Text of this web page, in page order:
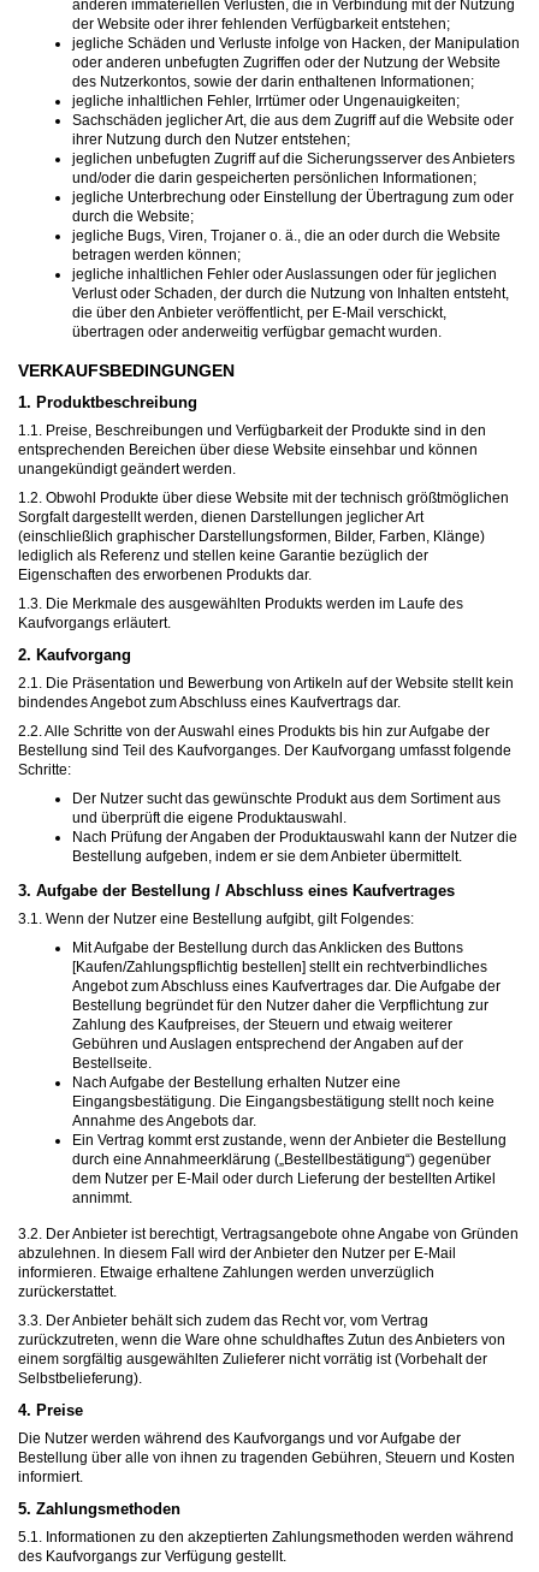
anderen immateriellen Verlusten, die in Verbindung mit der Nutzung
der Website oder ihrer fehlenden Verfügbarkeit entstehen;
jegliche Schäden und Verluste infolge von Hacken, der Manipulation
oder anderen unbefugten Zugriffen oder der Nutzung der Website
des Nutzerkontos, sowie der darin enthaltenen Informationen;
jegliche inhaltlichen Fehler, Irrtümer oder Ungenauigkeiten;
Sachschäden jeglicher Art, die aus dem Zugriff auf die Website oder
ihrer Nutzung durch den Nutzer entstehen;
jeglichen unbefugten Zugriff auf die Sicherungsserver des Anbieters
und/oder die darin gespeicherten persönlichen Informationen;
jegliche Unterbrechung oder Einstellung der Übertragung zum oder
durch die Website;
jegliche Bugs, Viren, Trojaner o. ä., die an oder durch die Website
betragen werden können;
jegliche inhaltlichen Fehler oder Auslassungen oder für jeglichen
Verlust oder Schaden, der durch die Nutzung von Inhalten entsteht,
die über den Anbieter veröffentlicht, per E-Mail verschickt,
übertragen oder anderweitig verfügbar gemacht wurden.
VERKAUFSBEDINGUNGEN
1. Produktbeschreibung
1.1. Preise, Beschreibungen und Verfügbarkeit der Produkte sind in den
entsprechenden Bereichen über diese Website einsehbar und können
unangekündigt geändert werden.
1.2. Obwohl Produkte über diese Website mit der technisch größtmöglichen
Sorgfalt dargestellt werden, dienen Darstellungen jeglicher Art
(einschließlich graphischer Darstellungsformen, Bilder, Farben, Klänge)
lediglich als Referenz und stellen keine Garantie bezüglich der
Eigenschaften des erworbenen Produkts dar.
1.3. Die Merkmale des ausgewählten Produkts werden im Laufe des
Kaufvorgangs erläutert.
2. Kaufvorgang
2.1. Die Präsentation und Bewerbung von Artikeln auf der Website stellt kein
bindendes Angebot zum Abschluss eines Kaufvertrags dar.
2.2. Alle Schritte von der Auswahl eines Produkts bis hin zur Aufgabe der
Bestellung sind Teil des Kaufvorganges. Der Kaufvorgang umfasst folgende
Schritte:
Der Nutzer sucht das gewünschte Produkt aus dem Sortiment aus
und überprüft die eigene Produktauswahl.
Nach Prüfung der Angaben der Produktauswahl kann der Nutzer die
Bestellung aufgeben, indem er sie dem Anbieter übermittelt.
3. Aufgabe der Bestellung / Abschluss eines Kaufvertrages
3.1. Wenn der Nutzer eine Bestellung aufgibt, gilt Folgendes:
Mit Aufgabe der Bestellung durch das Anklicken des Buttons
[Kaufen/Zahlungspflichtig bestellen] stellt ein rechtverbindliches
Angebot zum Abschluss eines Kaufvertrages dar. Die Aufgabe der
Bestellung begründet für den Nutzer daher die Verpflichtung zur
Zahlung des Kaufpreises, der Steuern und etwaig weiterer
Gebühren und Auslagen entsprechend der Angaben auf der
Bestellseite.
Nach Aufgabe der Bestellung erhalten Nutzer eine
Eingangsbestätigung. Die Eingangsbestätigung stellt noch keine
Annahme des Angebots dar.
Ein Vertrag kommt erst zustande, wenn der Anbieter die Bestellung
durch eine Annahmeerklärung („Bestellbestätigung“) gegenüber
dem Nutzer per E-Mail oder durch Lieferung der bestellten Artikel
annimmt.
3.2. Der Anbieter ist berechtigt, Vertragsangebote ohne Angabe von Gründen
abzulehnen. In diesem Fall wird der Anbieter den Nutzer per E-Mail
informieren. Etwaige erhaltene Zahlungen werden unverzüglich
zurückerstattet.
3.3. Der Anbieter behält sich zudem das Recht vor, vom Vertrag
zurückzutreten, wenn die Ware ohne schuldhaftes Zutun des Anbieters von
einem sorgfältig ausgewählten Zulieferer nicht vorrätig ist (Vorbehalt der
Selbstbelieferung).
4. Preise
Die Nutzer werden während des Kaufvorgangs und vor Aufgabe der
Bestellung über alle von ihnen zu tragenden Gebühren, Steuern und Kosten
informiert.
5. Zahlungsmethoden
5.1. Informationen zu den akzeptierten Zahlungsmethoden werden während
des Kaufvorgangs zur Verfügung gestellt.